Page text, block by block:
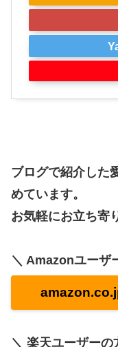
ブログで紹介した
めています。
お気軽にお立ち寄
＼ Amazonユーザ
＼ 楽天ユーザーの